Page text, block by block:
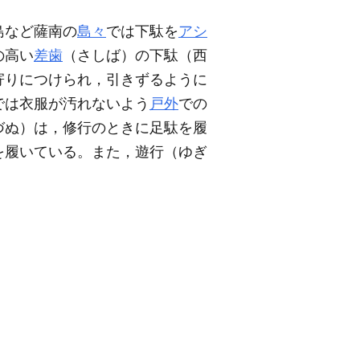
など薩南の島々 では下駄をアシ
高い差歯 （さしば）の下駄（西
につけられ，引きずるように
衣服が汚れないよう 戸外での
）は，修行のときに足駄を履
いている。また，遊行（ゆぎ